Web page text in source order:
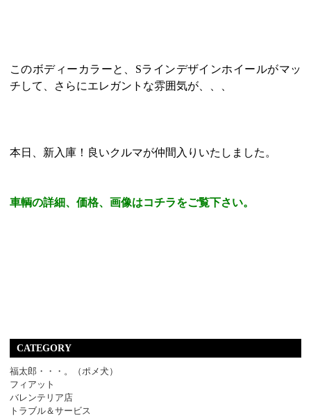
このボディーカラーと、Sラインデザインホイールがマッ
チして、さらにエレガントな雰囲気が、、、
本日、新入庫！良いクルマが仲間入りいたしました。
車輌の詳細、価格、画像はコチラをご覧下さい。
CATEGORY
福太郎・・・。（ポメ犬）
フィアット
バレンテリア店
トラブル＆サービス